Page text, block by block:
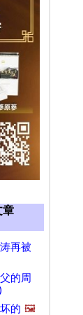
章
再被
的周
的 🖼️